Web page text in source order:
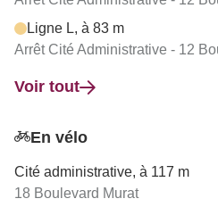
Ligne L, à 83 m
Arrêt Cité Administrative - 12
Voir tout
En vélo
Cité administrative, à 117 m
18 Boulevard Murat